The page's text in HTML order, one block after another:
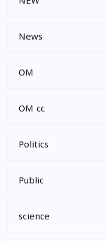
News
OM
OM cc
Politics
Public
science